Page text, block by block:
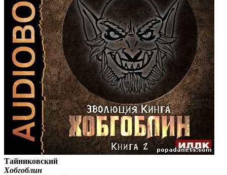
Тайниковский
Хобгоблин